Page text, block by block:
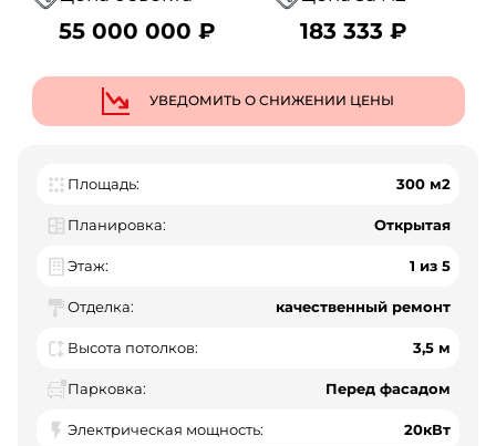
55 000 000 ₽ 183 333 ₽
УВЕДОМИТЬ О СНИЖЕНИИ ЦЕНЫ
Площадь: 300 м2
Планировка: Открытая
Этаж: 1 из 5
Отделка: качественный ремонт
Высота потолков: 3,5 м
Парковка: Перед фасадом
Электрическая мощность: 20кВт